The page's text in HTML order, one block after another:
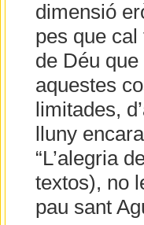
dimensió
pes que
de Déu que
aquestes
limitades,
lluny
“L’alegria
textos), no
pau sant